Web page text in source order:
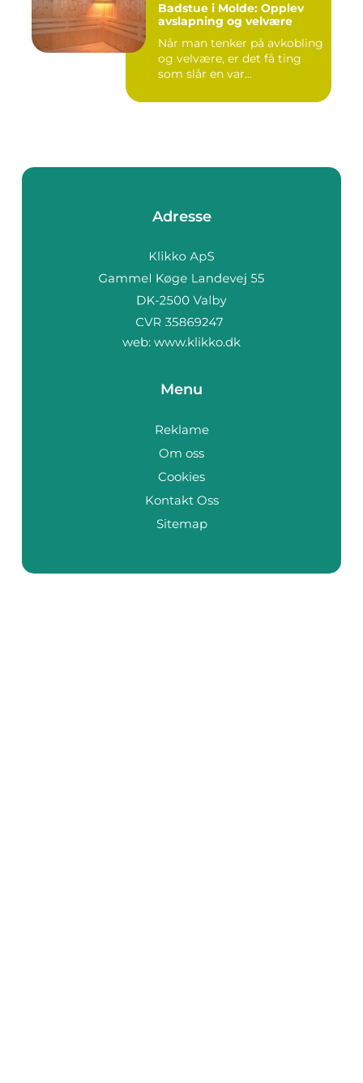
Badstue i Molde: Opplev
avslapning og velvære
Når man tenker på avkobling
og velvære, er det få ting
som slår en var...
Adresse
web: www.klikko.dk
Menu
Reklame
Om oss
Cookies
Kontakt Oss
Sitemap